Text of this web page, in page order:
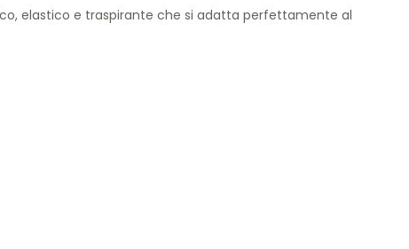
elastico e traspirante che si adatta perfettamente al